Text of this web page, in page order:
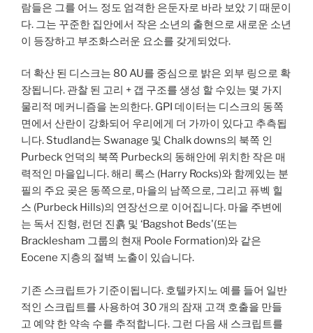
람들은 그를 어느 정도 엄격한 은둔자로 바라 보았 기 때문이
다. 그는 꾸준한 집안에서 작은 소년의 출현으로 새로운 소년
이 등장하고 부조화스러운 요소를 갖게되었다.
더 확산 된 디스크는 80 AU를 중심으로 밝은 외부 링으로 확
장됩니다. 관찰 된 고리 + 갭 구조를 생성 할 수있는 몇 가지
물리적 메커니즘을 논의한다. GPI 데이터는 디스크의 동쪽
면에서 산란이 강화되어 우리에게 더 가까이 있다고 추측됩
니다. Studland는 Swanage 및 Chalk downs의 북쪽 인
Purbeck 언덕의 북쪽 Purbeck의 동해안에 위치한 작은 매
력적인 마을입니다. 해리 록스 (Harry Rocks)와 함께있는 분
필의 주요 곶은 동쪽으로, 마을의 남쪽으로, 그리고 퓨벡 힐
스 (Purbeck Hills)의 연장선으로 이어집니다. 마을 주변에
는 독서 진형, 런던 진흙 및 ‘Bagshot Beds'(또는
Bracklesham 그룹의 현재 Poole Formation)와 같은
Eocene 지층의 절벽 노출이 있습니다.
기존 스크립트가 기준이됩니다. 호텔카지노 예를 들어 일반
적인 스크립트를 사용하여 30 개의 잠재 고객 호출을 만들
고 예약 한 약속 수를 추적합니다. 그런 다음 새 스크립트를